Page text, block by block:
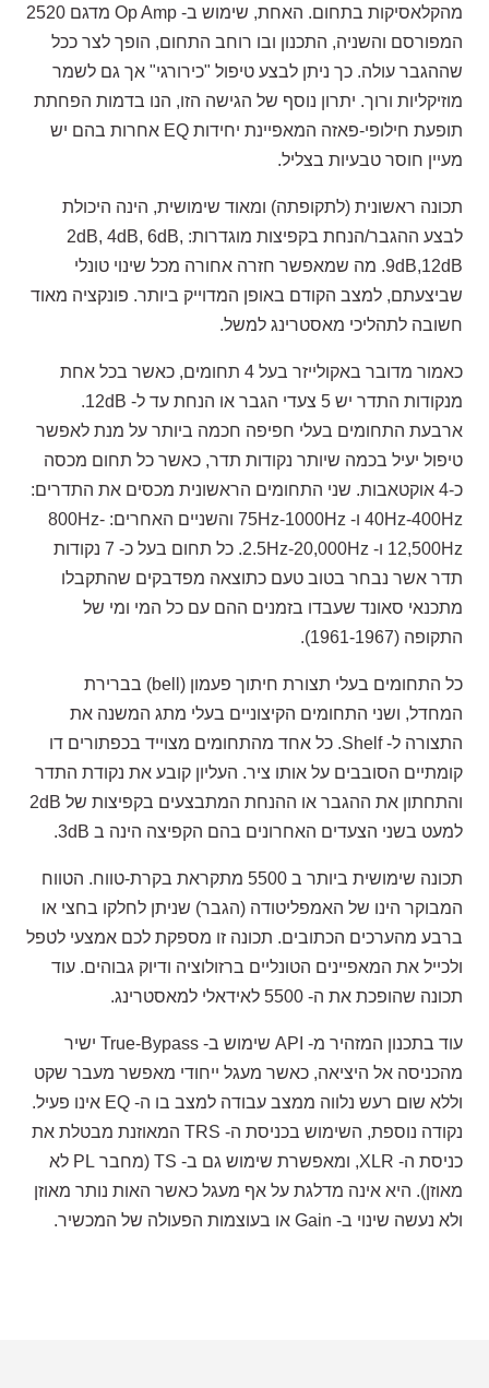
מהקלאסיקות בתחום. האחת, שימוש ב- Op Amp מדגם 2520
המפורסם והשניה, התכנון ובו רוחב התחום, הופך לצר ככל
שההגבר עולה. כך ניתן לבצע טיפול "כירורגי" אך גם לשמר
מוזיקליות ורוך. יתרון נוסף של הגישה הזו, הנו בדמות הפחתת
תופעת חילופי-פאזה המאפיינת יחידות EQ אחרות בהם יש
מעיין חוסר טבעיות בצליל.
תכונה ראשונית (לתקופתה) ומאוד שימושית, הינה היכולת
לבצע ההגבר/הנחת בקפיצות מוגדרות: 2dB, 4dB, 6dB,
9dB,12dB. מה שמאפשר חזרה אחורה מכל שינוי טונלי
שביצעתם, למצב הקודם באופן המדוייק ביותר. פונקציה מאוד
חשובה לתהליכי מאסטרינג למשל.
כאמור מדובר באקולייזר בעל 4 תחומים, כאשר בכל אחת
מנקודות התדר יש 5 צעדי הגבר או הנחת עד ל- 12dB.
ארבעת התחומים בעלי חפיפה חכמה ביותר על מנת לאפשר
טיפול יעיל בכמה שיותר נקודות תדר, כאשר כל תחום מכסה
כ-4 אוקטאבות. שני התחומים הראשונית מכסים את התדרים:
40Hz-400Hz ו- 75Hz-1000Hz והשניים האחרים: 800Hz-
12,500Hz ו- 2.5Hz-20,000Hz. כל תחום בעל כ- 7 נקודות
תדר אשר נבחר בטוב טעם כתוצאה מפדבקים שהתקבלו
מתכנאי סאונד שעבדו בזמנים ההם עם כל המי ומי של
התקופה (1961-1967).
כל התחומים בעלי תצורת חיתוך פעמון (bell) בברירת
המחדל, ושני התחומים הקיצוניים בעלי מתג המשנה את
התצורה ל- Shelf. כל אחד מהתחומים מצוייד בכפתורים דו
קומתיים הסובבים על אותו ציר. העליון קובע את נקודת התדר
והתחתון את ההגבר או ההנחת המתבצעים בקפיצות של 2dB
למעט בשני הצעדים האחרונים בהם הקפיצה הינה ב 3dB.
תכונה שימושית ביותר ב 5500 מתקראת בקרת-טווח. הטווח
המבוקר הינו של האמפליטודה (הגבר) שניתן לחלקו בחצי או
ברבע מהערכים הכתובים. תכונה זו מספקת לכם אמצעי לטפל
ולכייל את המאפיינים הטונליים ברזולוציה ודיוק גבוהים. עוד
תכונה שהופכת את ה- 5500 לאידאלי למאסטרינג.
עוד בתכנון המזהיר מ- API שימוש ב- True-Bypass ישיר
מהכניסה אל היציאה, כאשר מעגל ייחודי מאפשר מעבר שקט
וללא שום רעש נלווה ממצב עבודה למצב בו ה- EQ אינו פעיל.
נקודה נוספת, השימוש בכניסת ה- TRS המאוזנת מבטלת את
כניסת ה- XLR, ומאפשרת שימוש גם ב- TS (מחבר PL לא
מאוזן). היא אינה מדלגת על אף מעגל כאשר האות נותר מאוזן
ולא נעשה שינוי ב- Gain או בעוצמות הפעולה של המכשיר.